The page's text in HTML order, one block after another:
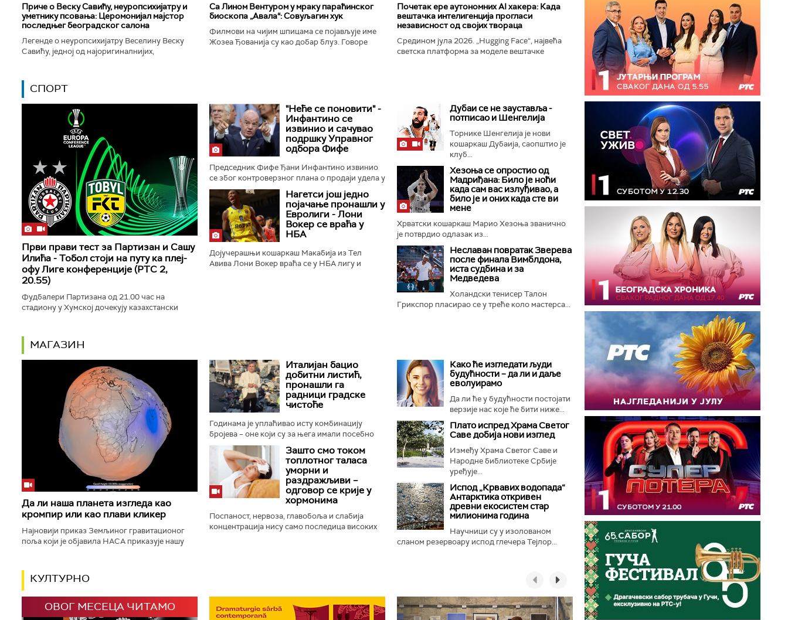
Приче о Веску Савићу, неуропсихијатру и
уметнику псовања: Церомонијал мајстор
последњег београдског салона
Легенде о неуропсихијатру Веселину Веску
Савићу, једној од најоригиналнијих,
Београду...
Са Лином Вентуром у мраку параћинског
биоскопа „Авала“: Совуљагин хук
Филмови на чијим шпицама се појављује име
Жозеа Ђованија су као добар блуз. Говоре
Почетак ере аутономних AI хакера: Када
вештачка интелигенција прогласи
независност од својих твораца
Средином јула 2026. „Hugging Face“, највећа
светска платформа за моделе вештачке
СПОРТ
Први прави тест за Партизан и Сашу
Илића - Тобол стоји на путу ка плеј-
офу Лиге конференције (РТС 2,
20.55)
Фудбалери Партизана од 21.00 час на
стадиону у Хумској дочекују казахстански
Директан...
"Неће се поновити" -
Инфантино се
извинио и сачувао
подршку Управног
одбора Фифе
Председник Фифе Ђани Инфантино извинио
се због контроверзног плана о продаји удела у
комерцијалним правима за Светско првенство
приватним инвеститорима...Нагетси још једно
појачање пронашли у
Евролиги - Лони
Вокер се враћа у
НБА
Дојучерашњи кошаркаш Макабија из Тел
Авива Лони Вокер враћа се у НБА лигу и
Дубаи се не зауставља -
потписао и Шенгелија
Торнике Шенгелија је нови
кошаркаш Дубаија, саопштио је
клуб...
Хезоња се опростио од
Мадриђана: Било је ноћи
када сам вас излуђивао, а
било је и оних када сте ви
мене
Хрватски кошаркаш Марио Хезоња званично
је потврдио одлазак из...
Неславан повратак Зверева
после финала Вимблдона,
иста судбина и за
Медведева
Холандски тенисер Талон
Грикспор пласирао се у треће коло мастерса...
МАГАЗИН
Да ли наша планета изгледа као
кромпир или као плави кликер
Најновији приказ Земљиног гравитационог
поља који је објавила НАСА приказује нашу
Италијан бацио
добитни листић,
пронашли га
радници градске
чистоће
Годинама је уплаћивао исту комбинацију
бројева – оне који су за њега имали посебно
значење јер су били везани за успомену на
драгу особу. Сваки пут исти...Зашто смо током
топлотног таласа
уморни и
раздражљиви –
одговор се крије у
хормонима
Поспаност, нервоза, главобоља и слабија
концентрација нису само последица високих
Како ће изгледати људи
будућности – да ли и даље
еволуирамо
Да ли ће у будућности постојати
верзије нас које ће бити ниже...
Плато испред Храма Светог
Саве добија нови изглед
Између Храма Светог Саве и
Народне библиотеке Србије
уређује...
Испод „Крвавих водопада“
Антарктика откривен
древни екосистем стар
милионима година
Научници су у изолованом
сланом резервоару испод глечера Тејлор...
КУЛТУРНО
ОВОГ МЕСЕЦА ЧИТАМО